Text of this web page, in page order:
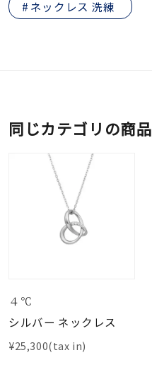
ネックレス 洗練
同じカテゴリの商品
４℃
シルバー ネックレス
¥25,300(tax in)